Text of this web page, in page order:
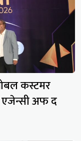
कस्टमर
एजेन्सी अफ द